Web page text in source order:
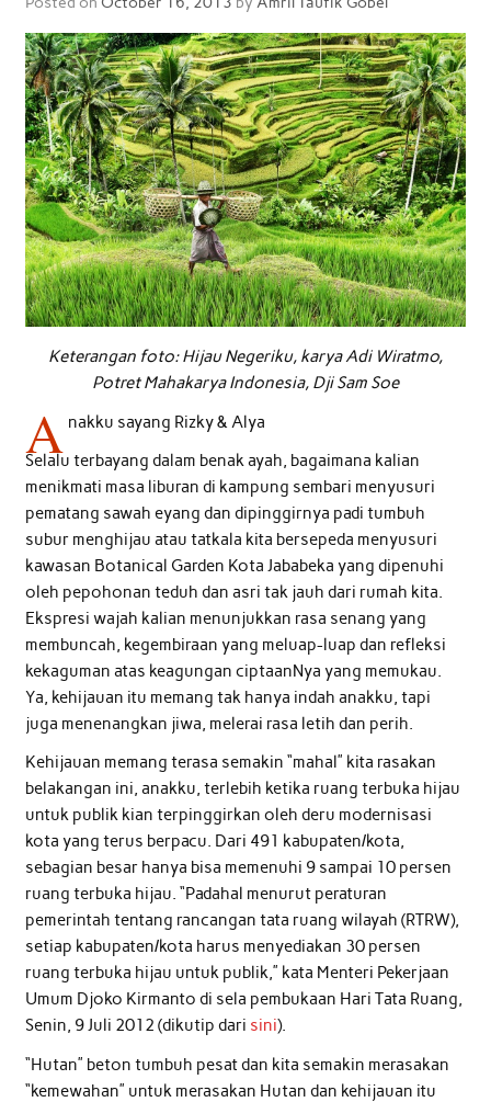
Keterangan foto: Hijau Negeriku, karya Adi Wiratmo,
Potret Mahakarya Indonesia, Dji Sam Soe
A nakku sayang Rizky & Alya
Selalu terbayang dalam benak ayah, bagaimana kalian
menikmati masa liburan di kampung sembari menyusuri
pematang sawah eyang dan dipinggirnya padi tumbuh
subur menghijau atau tatkala kita bersepeda menyusuri
kawasan Botanical Garden Kota Jababeka yang dipenuhi
oleh pepohonan teduh dan asri tak jauh dari rumah kita.
Ekspresi wajah kalian menunjukkan rasa senang yang
membuncah, kegembiraan yang meluap-luap dan refleksi
kekaguman atas keagungan ciptaanNya yang memukau.
Ya, kehijauan itu memang tak hanya indah anakku, tapi
juga menenangkan jiwa, melerai rasa letih dan perih.
Kehijauan memang terasa semakin “mahal” kita rasakan
belakangan ini, anakku, terlebih ketika ruang terbuka hijau
untuk publik kian terpinggirkan oleh deru modernisasi
kota yang terus berpacu. Dari 491 kabupaten/kota,
sebagian besar hanya bisa memenuhi 9 sampai 10 persen
ruang terbuka hijau. “Padahal menurut peraturan
pemerintah tentang rancangan tata ruang wilayah (RTRW),
setiap kabupaten/kota harus menyediakan 30 persen
ruang terbuka hijau untuk publik,” kata Menteri Pekerjaan
Umum Djoko Kirmanto di sela pembukaan Hari Tata Ruang,
Senin, 9 Juli 2012 (dikutip dari sini).
“Hutan” beton tumbuh pesat dan kita semakin merasakan
“kemewahan” untuk merasakan Hutan dan kehijauan itu